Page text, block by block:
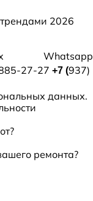
2026
Whatsapp
27-27 +7 (937)
данных.
ремонта?